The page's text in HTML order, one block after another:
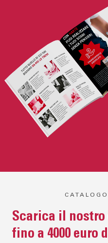
Scarica il
fino a 4000 euro